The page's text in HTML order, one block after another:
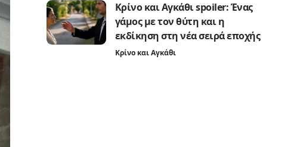
Κρίνο και Αγκάθι spoiler: Ένας
γάμος με τον θύτη και η
εκδίκηση στη νέα σειρά εποχής
Κρίνο και Αγκάθι